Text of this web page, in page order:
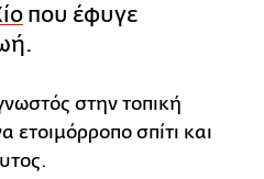
που έφυγε
στην τοπική
ετοιμόρροπο σπίτι και